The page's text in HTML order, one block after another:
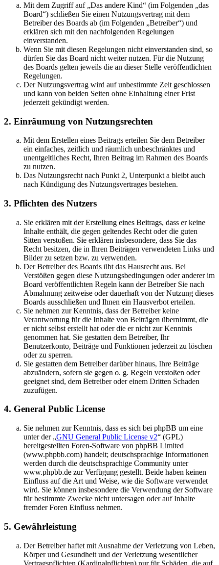
Mit dem Zugriff auf „Das andere Kind“ (im Folgenden „das
Board“) schließen Sie einen Nutzungsvertrag mit dem
Betreiber des Boards ab (im Folgenden „Betreiber“) und
erklären sich mit den nachfolgenden Regelungen
einverstanden.
Wenn Sie mit diesen Regelungen nicht einverstanden sind, so
dürfen Sie das Board nicht weiter nutzen. Für die Nutzung
des Boards gelten jeweils die an dieser Stelle veröffentlichten
Regelungen.
Der Nutzungsvertrag wird auf unbestimmte Zeit geschlossen
und kann von beiden Seiten ohne Einhaltung einer Frist
jederzeit gekündigt werden.
2. Einräumung von Nutzungsrechten
Mit dem Erstellen eines Beitrags erteilen Sie dem Betreiber
ein einfaches, zeitlich und räumlich unbeschränktes und
unentgeltliches Recht, Ihren Beitrag im Rahmen des Boards
zu nutzen.
Das Nutzungsrecht nach Punkt 2, Unterpunkt a bleibt auch
nach Kündigung des Nutzungsvertrages bestehen.
3. Pflichten des Nutzers
Sie erklären mit der Erstellung eines Beitrags, dass er keine
Inhalte enthält, die gegen geltendes Recht oder die guten
Sitten verstoßen. Sie erklären insbesondere, dass Sie das
Recht besitzen, die in Ihren Beiträgen verwendeten Links und
Bilder zu setzen bzw. zu verwenden.
Der Betreiber des Boards übt das Hausrecht aus. Bei
Verstößen gegen diese Nutzungsbedingungen oder anderer im
Board veröffentlichten Regeln kann der Betreiber Sie nach
Abmahnung zeitweise oder dauerhaft von der Nutzung dieses
Boards ausschließen und Ihnen ein Hausverbot erteilen.
Sie nehmen zur Kenntnis, dass der Betreiber keine
Verantwortung für die Inhalte von Beiträgen übernimmt, die
er nicht selbst erstellt hat oder die er nicht zur Kenntnis
genommen hat. Sie gestatten dem Betreiber, Ihr
Benutzerkonto, Beiträge und Funktionen jederzeit zu löschen
oder zu sperren.
Sie gestatten dem Betreiber darüber hinaus, Ihre Beiträge
abzuändern, sofern sie gegen o. g. Regeln verstoßen oder
geeignet sind, dem Betreiber oder einem Dritten Schaden
zuzufügen.
4. General Public License
Sie nehmen zur Kenntnis, dass es sich bei phpBB um eine
unter der „GNU General Public License v2“ (GPL)
bereitgestellten Foren-Software von phpBB Limited
(www.phpbb.com) handelt; deutschsprachige Informationen
werden durch die deutschsprachige Community unter
www.phpbb.de zur Verfügung gestellt. Beide haben keinen
Einfluss auf die Art und Weise, wie die Software verwendet
wird. Sie können insbesondere die Verwendung der Software
für bestimmte Zwecke nicht untersagen oder auf Inhalte
fremder Foren Einfluss nehmen.
5. Gewährleistung
Der Betreiber haftet mit Ausnahme der Verletzung von Leben,
Körper und Gesundheit und der Verletzung wesentlicher
Vertragspflichten (Kardinalpflichten) nur für Schäden, die auf